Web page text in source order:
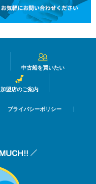
中古船を買いたい
加盟店のご案内
プライバシーポリシー